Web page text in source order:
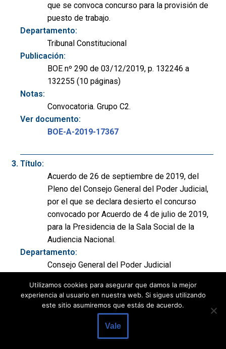
que se convoca concurso para la provisión de
puesto de trabajo.
Departamento:
Tribunal Constitucional
Publicación:
BOE nº 290 de 03/12/2019, p. 132246 a
132255 (10 páginas)
Notas:
Convocatoria. Grupo C2.
Ver documento:
BOE-A-2019-17367
Título:
Acuerdo de 26 de septiembre de 2019, del
Pleno del Consejo General del Poder Judicial,
por el que se declara desierto el concurso
convocado por Acuerdo de 4 de julio de 2019,
para la Presidencia de la Sala Social de la
Audiencia Nacional.
Departamento:
Consejo General del Poder Judicial
BOE nº 290 de 03/12/2019, p. 132256 a
132256 (1 página)
Utilizamos cookies para asegurar que damos la mejor
experiencia al usuario en nuestra web. Si sigues utilizando
este sitio asumiremos que estás de acuerdo.
Vale